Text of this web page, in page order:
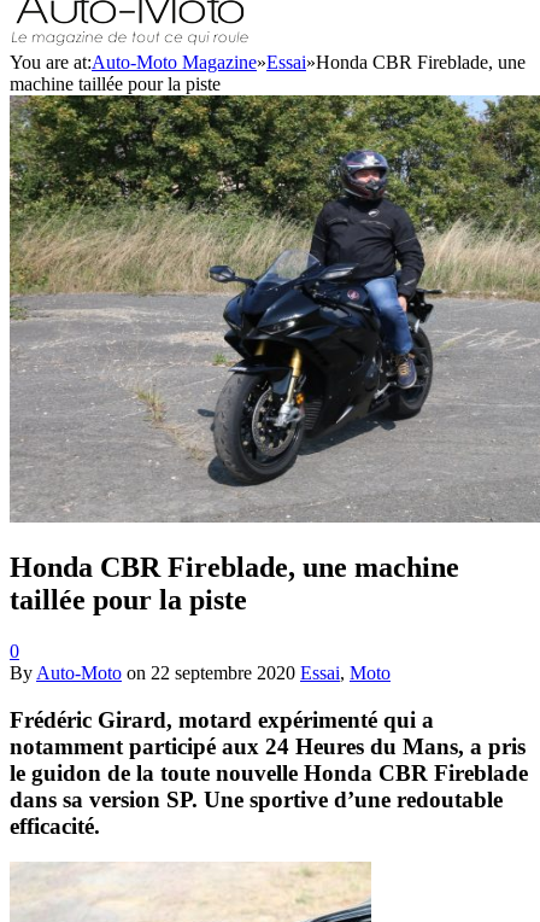
You are at:Auto-Moto Magazine»Essai»Honda CBR Fireblade, une
machine taillée pour la piste
Honda CBR Fireblade, une machine
taillée pour la piste
0
By Auto-Moto on 22 septembre 2020 Essai, Moto
Frédéric Girard, motard expérimenté qui a
notamment participé aux 24 Heures du Mans, a pris
le guidon de la toute nouvelle Honda CBR Fireblade
dans sa version SP. Une sportive d’une redoutable
efficacité.